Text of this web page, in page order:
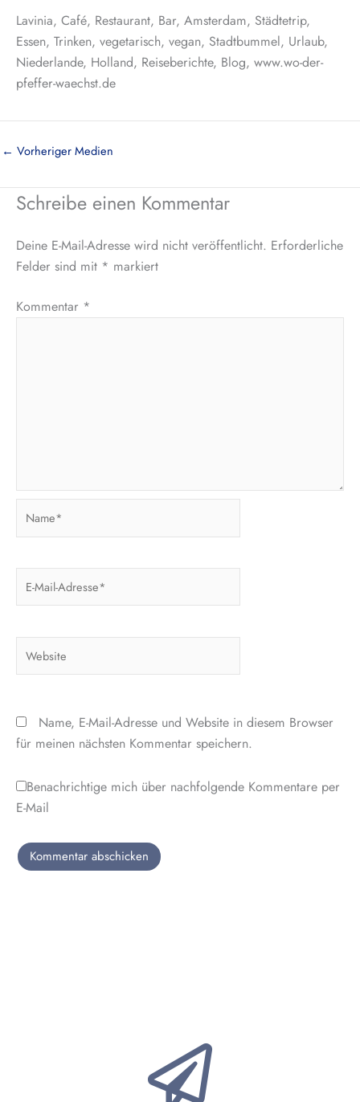
Lavinia, Café, Restaurant, Bar, Amsterdam, Städtetrip,
Essen, Trinken, vegetarisch, vegan, Stadtbummel, Urlaub,
Niederlande, Holland, Reiseberichte, Blog, www.wo-der-
pfeffer-waechst.de
← Vorheriger Medien
Schreibe einen Kommentar
Deine E-Mail-Adresse wird nicht veröffentlicht. Erforderliche
Felder sind mit * markiert
Kommentar *
Name, E-Mail-Adresse und Website in diesem Browser
für meinen nächsten Kommentar speichern.
Benachrichtige mich über nachfolgende Kommentare per
E-Mail